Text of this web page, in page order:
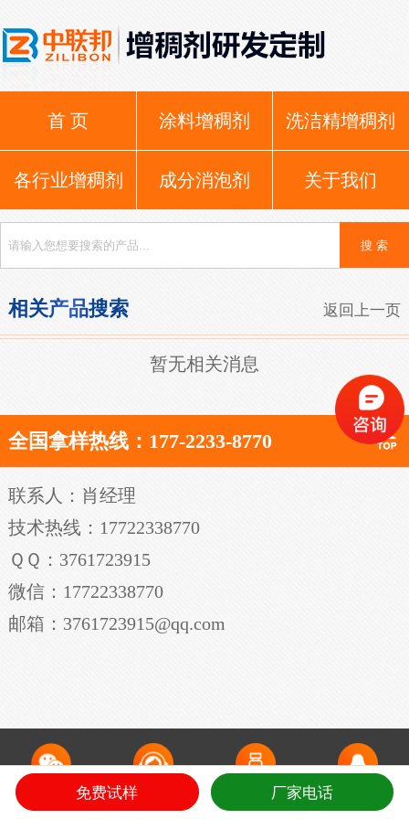
首 页 涂料增稠剂 洗洁精增稠剂
各行业增稠剂 成分消泡剂 关于我们
相关产品搜索 返回上一页
暂无相关消息
全国拿样热线：177-2233-8770
联系人：肖经理
技术热线：17722338770
ＱＱ：3761723915
微信：17722338770
邮箱：3761723915@qq.com
微信咨询 电话咨询 领免费样品
免费试样 厂家电话